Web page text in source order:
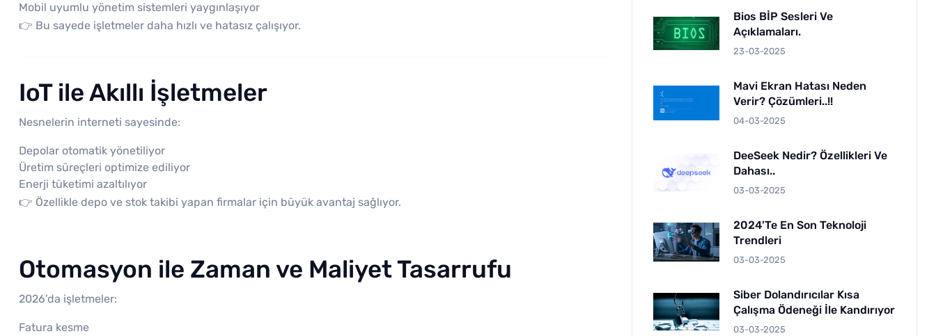
Mobil uyumlu yönetim sistemleri yaygınlaşıyor
👉 Bu sayede işletmeler daha hızlı ve hatasız çalışıyor.
IoT ile Akıllı İşletmeler
Nesnelerin interneti sayesinde:
Depolar otomatik yönetiliyor
Üretim süreçleri optimize ediliyor
Enerji tüketimi azaltılıyor
👉 Özellikle depo ve stok takibi yapan firmalar için büyük avantaj sağlıyor.
Otomasyon ile Zaman ve Maliyet Tasarrufu
2026’da işletmeler:
Fatura kesme
Bios BİP Sesleri Ve
Açıklamaları.
23-03-2025
Mavi Ekran Hatası Neden
Verir? Çözümleri..!!
04-03-2025
DeeSeek Nedir? Özellikleri Ve
Dahası..
03-03-2025
2024'te En Son Teknoloji
Trendleri
03-03-2025
Siber Dolandırıcılar Kısa
Çalışma Ödeneği İle Kandırıyor
03-03-2025